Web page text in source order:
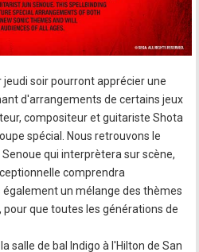
soir pourront apprécier une
d'arrangements de certains jeux
compositeur et guitariste Shota
spécial. Nous retrouvons le
qui interprètera sur scène,
comprendra
un mélange des thèmes
que toutes les générations de
salle de bal Indigo à l'Hilton de San